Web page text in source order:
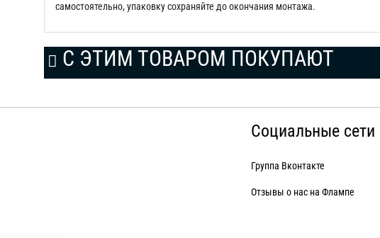
самостоятельно, упаковку сохраняйте до окончания монтажа.
С ЭТИМ ТОВАРОМ ПОКУПАЮТ
Социальные сети
Группа Вконтакте
Отзывы о нас на Флампе